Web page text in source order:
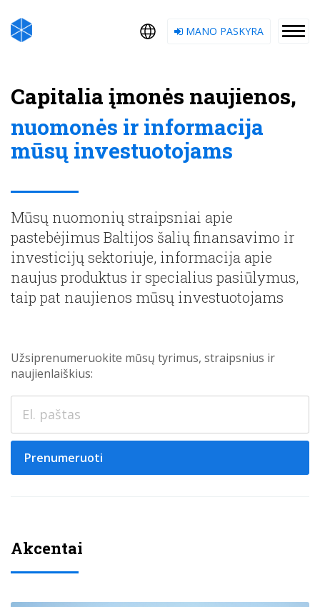
MANO PASKYRA
Capitalia įmonės naujienos,
nuomonės ir informacija
mūsų investuotojams
Mūsų nuomonių straipsniai apie
pastebėjimus Baltijos šalių finansavimo ir
investicijų sektoriuje, informacija apie
naujus produktus ir specialius pasiūlymus,
taip pat naujienos mūsų investuotojams
Užsiprenumeruokite mūsų tyrimus, straipsnius ir
naujienlaiškius:
Prenumeruoti
Akcentai